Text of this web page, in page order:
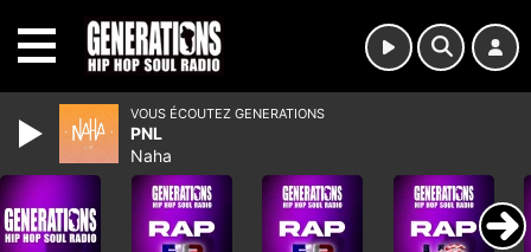
VOUS ÉCOUTEZ GENERATIONS
PNL
Naha